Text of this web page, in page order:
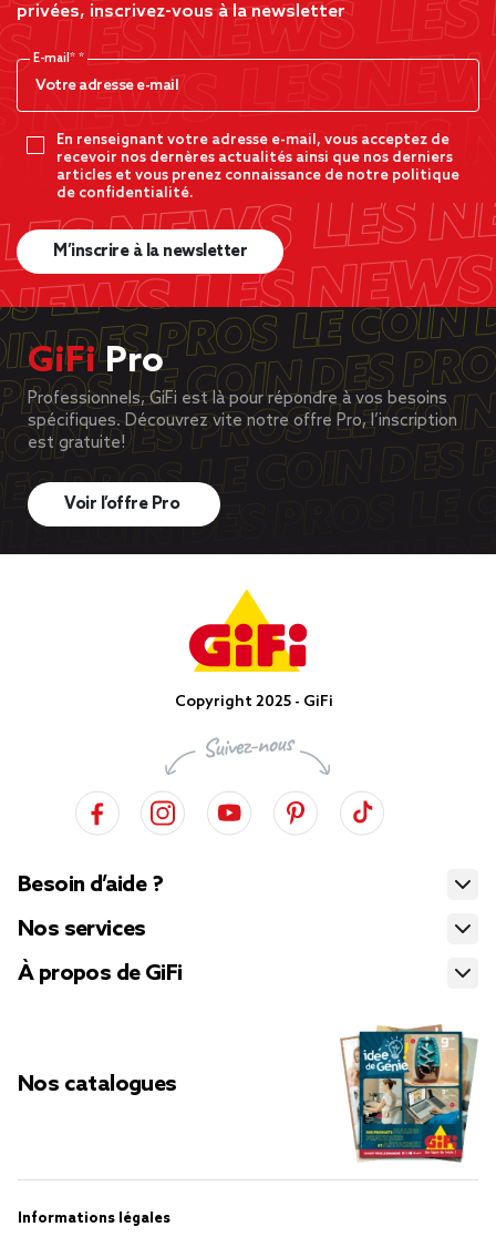
privées, inscrivez-vous à la newsletter
E-mail*
En renseignant votre adresse e-mail, vous acceptez de
recevoir nos dernères actualités ainsi que nos derniers
articles et vous prenez connaissance de notre politique
de confidentialité.
M’inscrire à la newsletter
GiFiPro
Professionnels, GiFi est là pour répondre à vos besoins
spécifiques. Découvrez vite notre offre Pro, l’inscription
est gratuite!
Voir l’offre Pro
Copyright 2025 - GiFi
Besoin d’aide ?
Nos services
À propos de GiFi
Nos catalogues
Informations légales